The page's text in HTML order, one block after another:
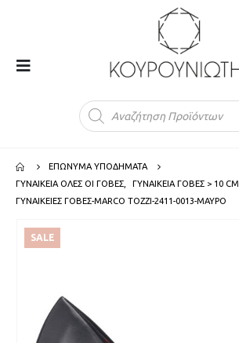
ΕΠΩΝΥΜΑ ΥΠΟΔΗΜΑΤΑ
ΓΥΝΑΙΚΕΙΑ ΟΛΕΣ ΟΙ ΓΟΒΕΣ
ΓΥΝΑΙΚΕΙΑ ΓΟΒΕΣ > 10 CM
ΓΥΝΑΙΚΕΙΕΣ ΓΟΒΕΣ-MARCO TOZZI-2411-0013-ΜΑΥΡΟ
SALE